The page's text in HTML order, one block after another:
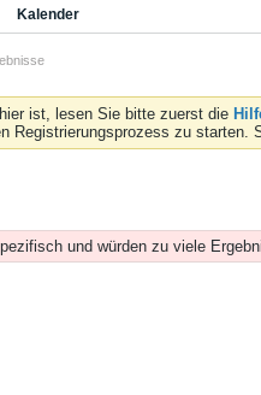
Kalender
ist, lesen Sie bitte zuerst die
Registrierungsprozess zu
und würden zu viele